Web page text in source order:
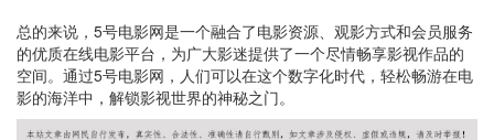
总的来说，5号电影网是一个融合了电影资源、观影方式和会员服务
的优质在线电影平台，为广大影迷提供了一个尽情畅享影视作品的
空间。通过5号电影网，人们可以在这个数字化时代，轻松畅游在电
影的海洋中，解锁影视世界的神秘之门。